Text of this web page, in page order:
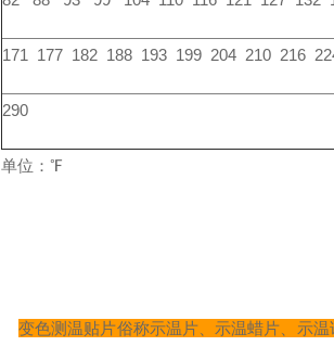
171 177 182 188 193 199 204 210 216
290
单位：℉
变色测温贴片俗称示温片、示温蜡片、示温